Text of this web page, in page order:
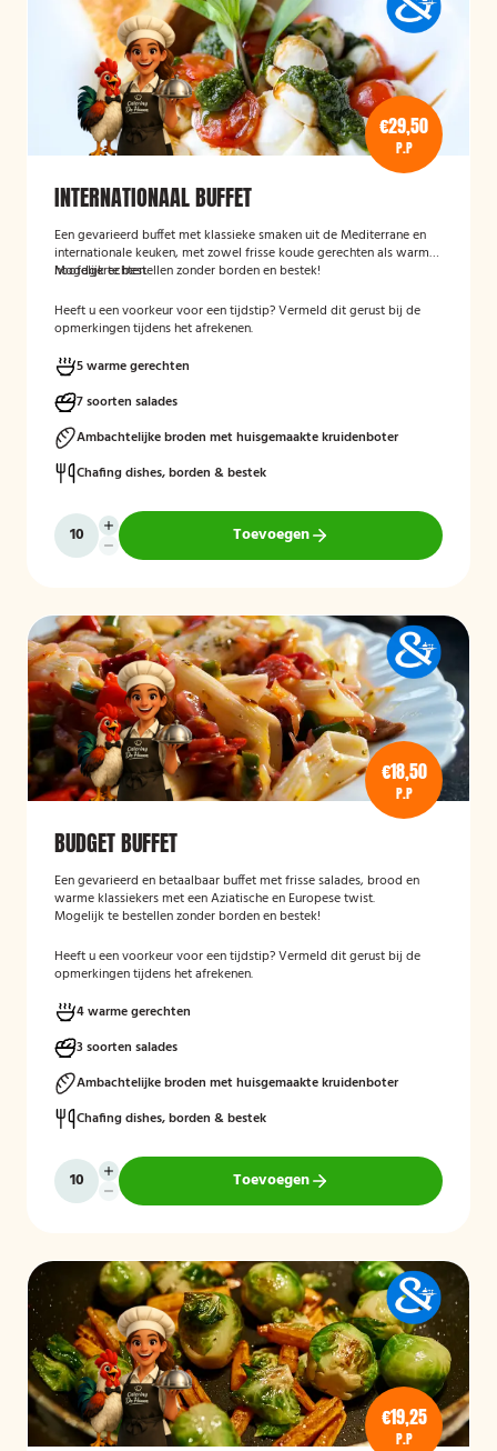
€29,50
P.P
INTERNATIONAAL BUFFET
Een gevarieerd buffet met klassieke smaken uit de Mediterrane en
internationale keuken, met zowel frisse koude gerechten als warme
hoofdgerechten.
Mogelijk te bestellen zonder borden en bestek!
Heeft u een voorkeur voor een tijdstip? Vermeld dit gerust bij de
opmerkingen tijdens het afrekenen.
5 warme gerechten
7 soorten salades
Ambachtelijke broden met huisgemaakte kruidenboter
Chafing dishes, borden & bestek
Toevoegen
€18,50
P.P
BUDGET BUFFET
Een gevarieerd en betaalbaar buffet met frisse salades, brood en
warme klassiekers met een Aziatische en Europese twist.
Mogelijk te bestellen zonder borden en bestek!
Heeft u een voorkeur voor een tijdstip? Vermeld dit gerust bij de
opmerkingen tijdens het afrekenen.
4 warme gerechten
3 soorten salades
Ambachtelijke broden met huisgemaakte kruidenboter
Chafing dishes, borden & bestek
Toevoegen
€19,25
P.P